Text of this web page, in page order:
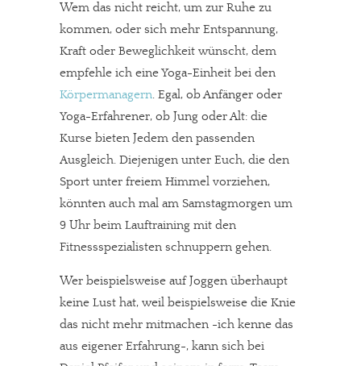
Wem das nicht reicht, um zur Ruhe zu
kommen, oder sich mehr Entspannung,
Kraft oder Beweglichkeit wünscht, dem
empfehle ich eine Yoga-Einheit bei den
Körpermanagern. Egal, ob Anfänger oder
Yoga-Erfahrener, ob Jung oder Alt: die
Kurse bieten Jedem den passenden
Ausgleich. Diejenigen unter Euch, die den
Sport unter freiem Himmel vorziehen,
könnten auch mal am Samstagmorgen um
9 Uhr beim Lauftraining mit den
Fitnessspezialisten schnuppern gehen.
Wer beispielsweise auf Joggen überhaupt
keine Lust hat, weil beispielsweise die Knie
das nicht mehr mitmachen -ich kenne das
aus eigener Erfahrung-, kann sich bei